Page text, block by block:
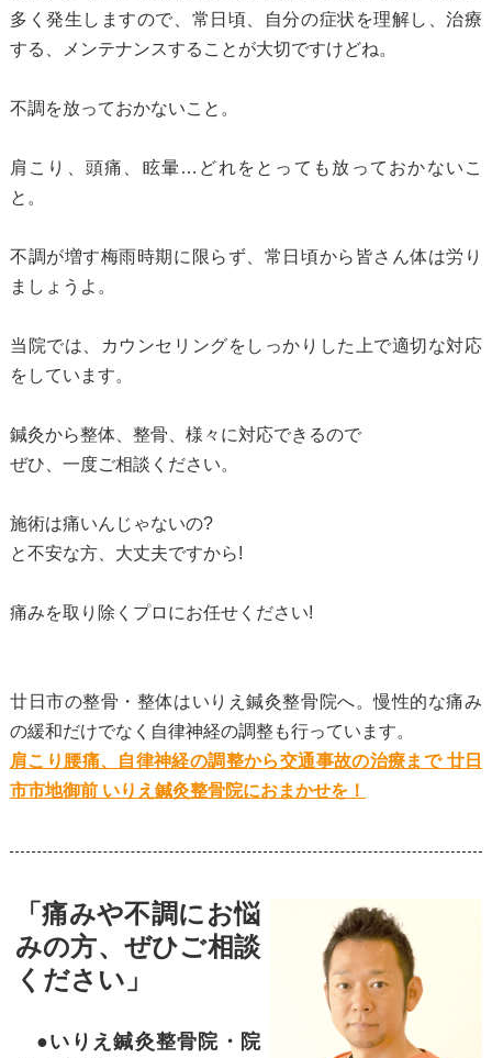
多く発生しますので、常日頃、自分の症状を理解し、治療
する、メンテナンスすることが大切ですけどね。
不調を放っておかないこと。
肩こり、頭痛、眩暈…どれをとっても放っておかないこ
と。
不調が増す梅雨時期に限らず、常日頃から皆さん体は労り
ましょうよ。
当院では、カウンセリングをしっかりした上で適切な対応
をしています。
鍼灸から整体、整骨、様々に対応できるので
ぜひ、一度ご相談ください。
施術は痛いんじゃないの?
と不安な方、大丈夫ですから!
痛みを取り除くプロにお任せください!
廿日市の整骨・整体はいりえ鍼灸整骨院へ。慢性的な痛み
の緩和だけでなく自律神経の調整も行っています。
肩こり腰痛、自律神経の調整から交通事故の治療まで 廿日
市市地御前 いりえ鍼灸整骨院におまかせを！
「痛みや不調にお悩
みの方、ぜひご相談
ください」
●いりえ鍼灸整骨院・院